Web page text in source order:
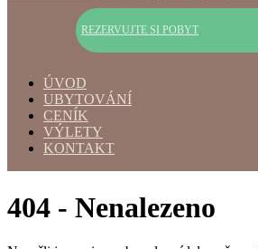
REZERVUJTE SI POBYT
ÚVOD
UBYTOVÁNÍ
CENÍK
VÝLETY
KONTAKT
404 - Nenalezeno